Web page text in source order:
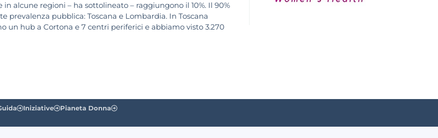
alcune regioni – ha sottolineato – raggiungono il 10%. Il 90%
prevalenza pubblica: Toscana e Lombardia. In Toscana
un hub a Cortona e 7 centri periferici e abbiamo visto 3.270
Iniziative Pianeta Donna